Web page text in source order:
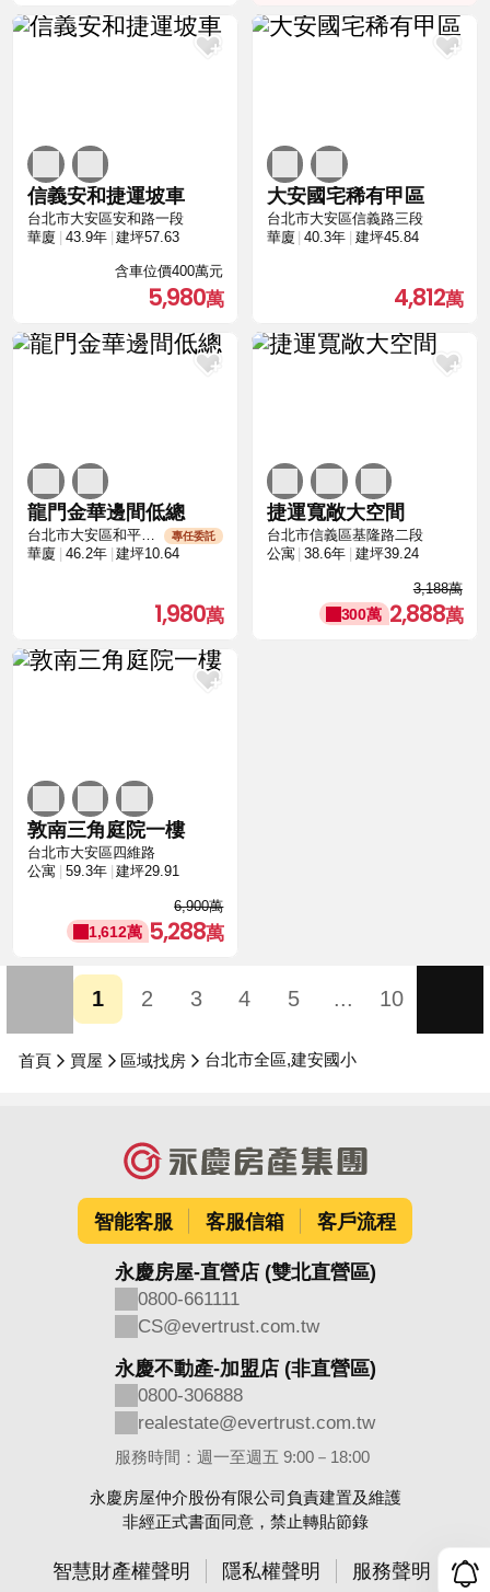
信義安和捷運坡車
台北市大安區安和路一段
華廈
43.9年 建坪57.63
含車位價400萬元
5,980
大安國宅稀有甲區
台北市大安區信義路三段
華廈
40.3年 建坪45.84
4,812
龍門金華邊間低總
台北市大安區和平東路二段 專任委託
華廈 46.2年 建坪10.64
1,980
捷運寬敞大空間
台北市信義區基隆路二段
公寓
38.6年 建坪39.24
3,188萬
300萬 2,888
敦南三角庭院一樓
台北市大安區四維路
公寓
59.3年 建坪29.91
6,900萬
1,612萬 5,288
1 2 3 4 5 ... 10
首頁 買屋 區域找房 台北市全區,建安國小
智能客服 客服信箱 客戶流程
永慶房屋-直營店 (雙北直營區)
0800-661111
CS@evertrust.com.tw
永慶不動產-加盟店 (非直營區)
0800-306888
realestate@evertrust.com.tw
服務時間：週一至週五 9:00－18:00
永慶房屋仲介股份有限公司負責建置及維護
非經正式書面同意，禁止轉貼節錄
智慧財產權聲明 隱私權聲明 服務聲明